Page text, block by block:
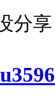
分享